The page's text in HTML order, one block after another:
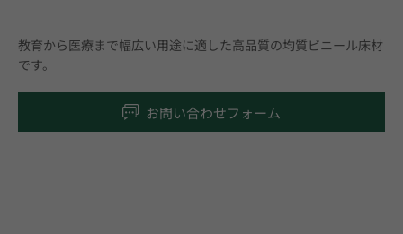
教育から医療まで幅広い用途に適した高品質の均質ビニール床材
です。
お問い合わせフォーム